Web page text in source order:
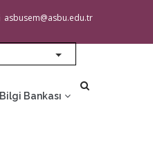
asbusem@asbu.edu.tr
List additional
Bilgi Bankası